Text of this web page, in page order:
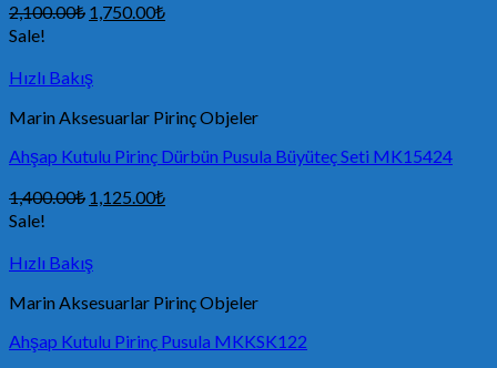
2,100.00₺ 1,750.00₺
Sale!
Hızlı Bakış
Marin Aksesuarlar Pirinç Objeler
Ahşap Kutulu Pirinç Dürbün Pusula Büyüteç Seti MK15424
1,400.00₺ 1,125.00₺
Sale!
Hızlı Bakış
Marin Aksesuarlar Pirinç Objeler
Ahşap Kutulu Pirinç Pusula MKKSK122